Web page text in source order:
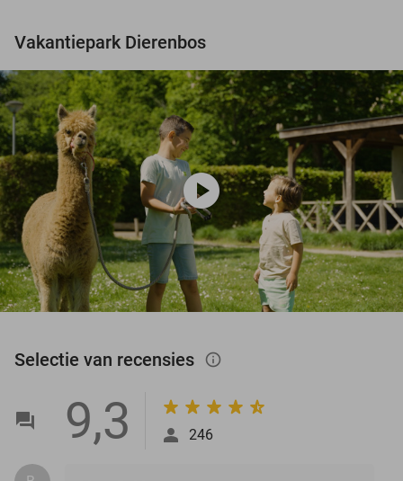
Vakantiepark Dierenbos
play_circle
Selectie van recensies info_outlined
9,3 246